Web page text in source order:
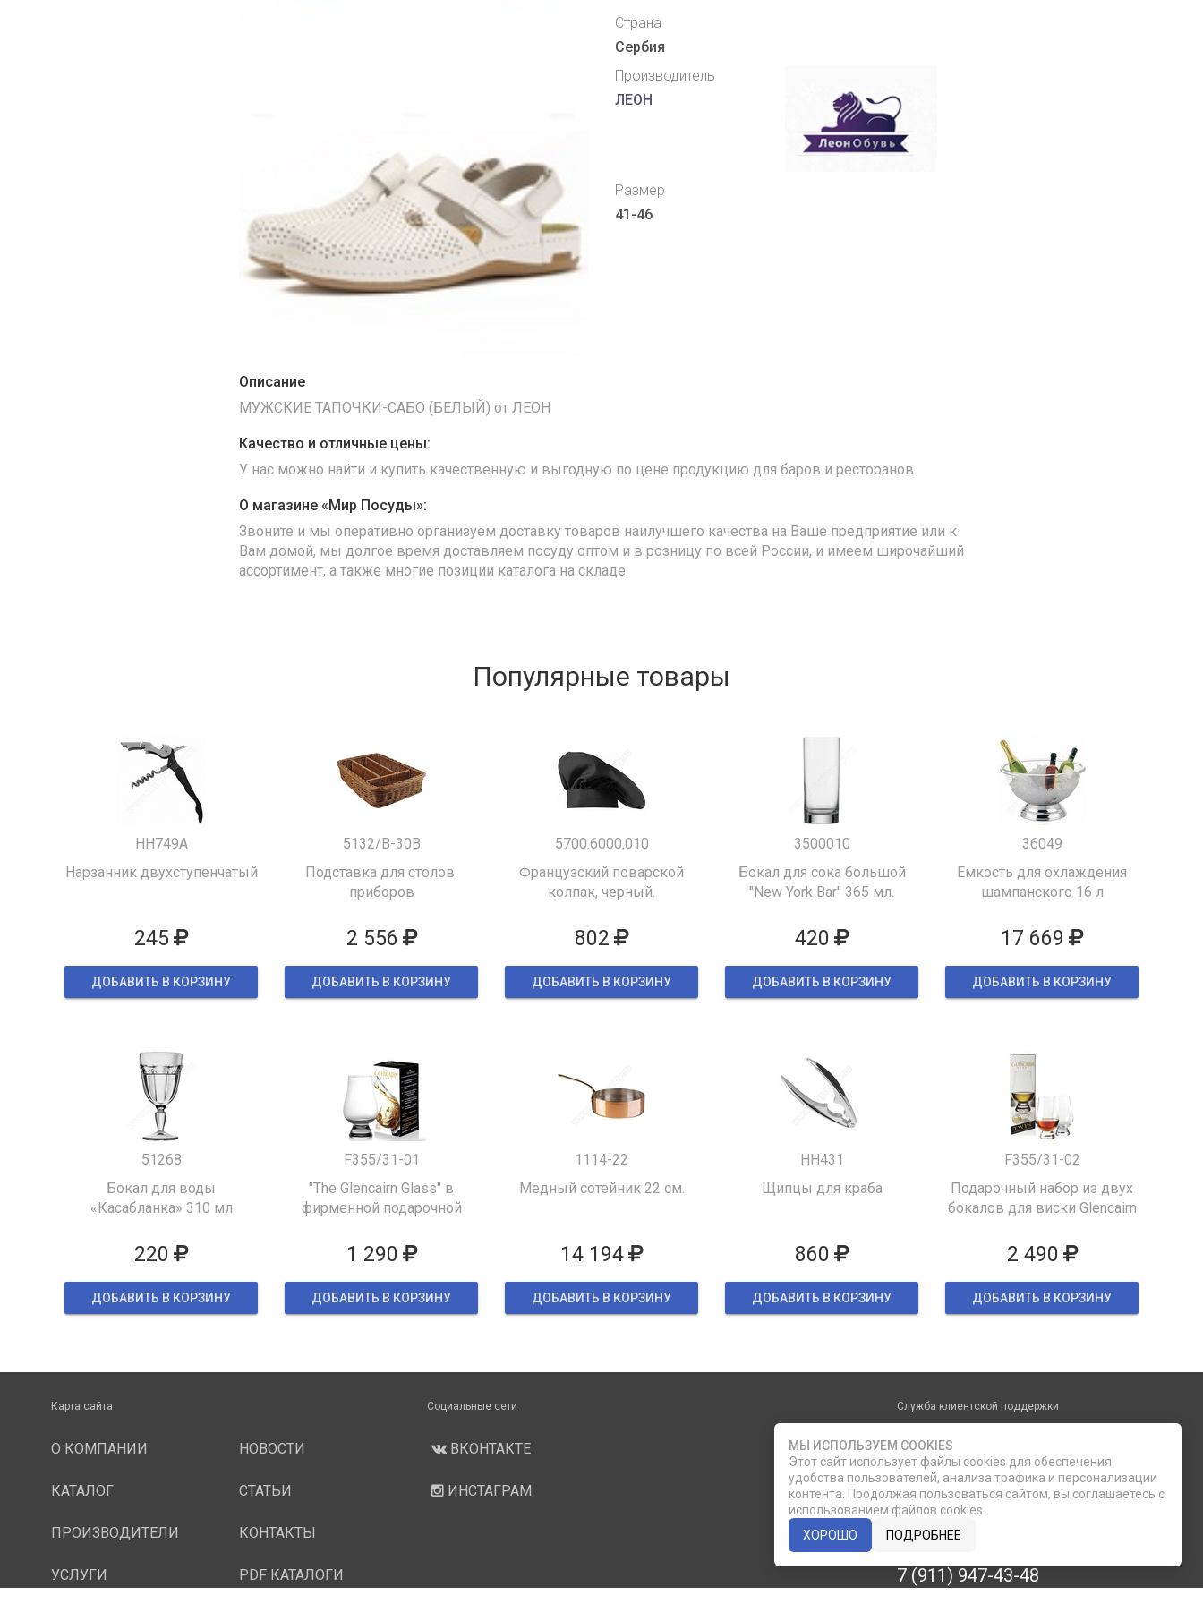
Страна
Сербия
Производитель
ЛЕОН
Размер
41-46
Описание
МУЖСКИЕ ТАПОЧКИ-САБО (БЕЛЫЙ) от ЛЕОН
Качество и отличные цены:
У нас можно найти и купить качественную и выгодную по цене продукцию для баров и ресторанов.
О магазине «Мир Посуды»:
Звоните и мы оперативно организуем доставку товаров наилучшего качества на Ваше предприятие или к
Вам домой, мы долгое время доставляем посуду оптом и в розницу по всей России, и имеем широчайший
ассортимент, а также многие позиции каталога на складе.
Популярные товары
HH749A
Нарзанник двухступенчатый
245
ДОБАВИТЬ В КОРЗИНУ
5132/B-30B
Подставка для столов.
приборов
2 556
ДОБАВИТЬ В КОРЗИНУ
5700.6000.010
Французский поварской
колпак, черный.
802
ДОБАВИТЬ В КОРЗИНУ
3500010
Бокал для сока большой
"New York Bar" 365 мл.
420
ДОБАВИТЬ В КОРЗИНУ
36049
Емкость для охлаждения
шампанского 16 л
17 669
ДОБАВИТЬ В КОРЗИНУ
51268
Бокал для воды
«Касабланка» 310 мл
220
ДОБАВИТЬ В КОРЗИНУ
F355/31-01
"The Glencairn Glass" в
фирменной подарочной
1 290
ДОБАВИТЬ В КОРЗИНУ
1114-22
Медный сотейник 22 см.
14 194
ДОБАВИТЬ В КОРЗИНУ
HH431
Щипцы для краба
860
ДОБАВИТЬ В КОРЗИНУ
F355/31-02
Подарочный набор из двух
бокалов для виски Glencairn
2 490
ДОБАВИТЬ В КОРЗИНУ
Карта сайта
О КОМПАНИИ
КАТАЛОГ
ПРОИЗВОДИТЕЛИ
УСЛУГИ
НОВОСТИ
СТАТЬИ
КОНТАКТЫ
PDF КАТАЛОГИ
Социальные сети
ВКОНТАКТЕ
ИНСТАГРАМ
Служба клиентской поддержки
ОБРАТНЫЙ ЗВОНОК
8 (812) 335-21-16
8 (812) 335-21-17
7 (911) 947-43-48
МЫ ИСПОЛЬЗУЕМ COOKIES
Этот сайт использует файлы cookies для обеспечения
удобства пользователей, анализа трафика и персонализации
контента. Продолжая пользоваться сайтом, вы соглашаетесь с
использованием файлов cookies.
ХОРОШО
ПОДРОБНЕЕ